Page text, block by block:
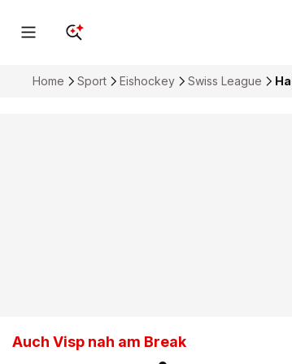
Home Sport Eishockey Swiss League
Auch Visp nah am Break